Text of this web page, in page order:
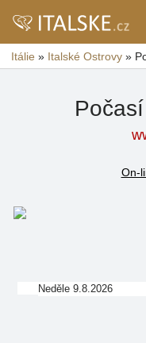
Itálie » Italské Ostrovy »
On-
Neděle 9.8.2026